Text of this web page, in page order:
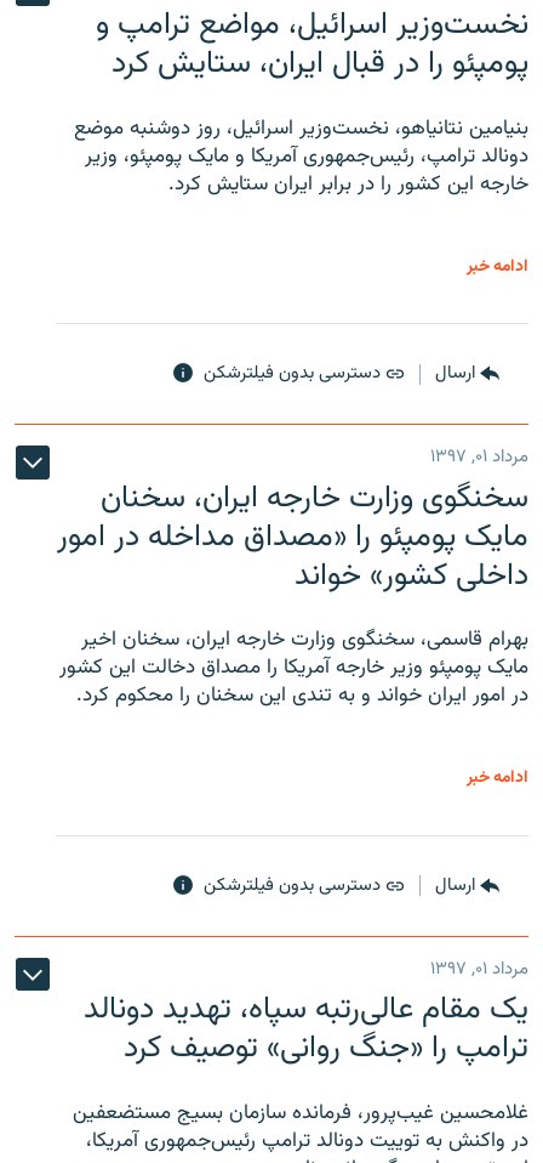
نخست‌وزیر اسرائیل، مواضع ترامپ و
پومپئو را در قبال ایران، ستایش کرد
بنیامین نتانیاهو، نخست‌وزیر اسرائیل، روز دوشنبه موضع
دونالد ترامپ، رئیس‌جمهوری آمریکا و مایک پومپئو، وزیر
خارجه این کشور را در برابر ایران ستایش کرد.
ادامه خبر
ارسال دسترسی بدون فیلترشکن
مرداد ۰۱, ۱۳۹۷
سخنگوی وزارت خارجه ایران، سخنان
مایک پومپئو را «مصداق مداخله در امور
داخلی کشور» خواند
بهرام قاسمی، سخنگوی وزارت خارجه ایران، سخنان اخیر
مایک پومپئو وزیر خارجه آمریکا را مصداق دخالت این کشور
در امور ایران خواند و به تندی این سخنان را محکوم کرد.
ادامه خبر
ارسال دسترسی بدون فیلترشکن
مرداد ۰۱, ۱۳۹۷
یک مقام عالی‌رتبه سپاه، تهدید دونالد
ترامپ را «جنگ روانی» توصیف کرد
غلامحسین غیب‌پرور، فرمانده سازمان بسیج مستضعفین
در واکنش به توییت دونالد ترامپ رئیس‌جمهوری آمریکا،